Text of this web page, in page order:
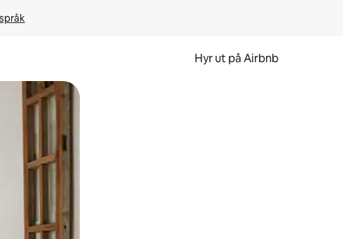
Hyr ut på Airbnb